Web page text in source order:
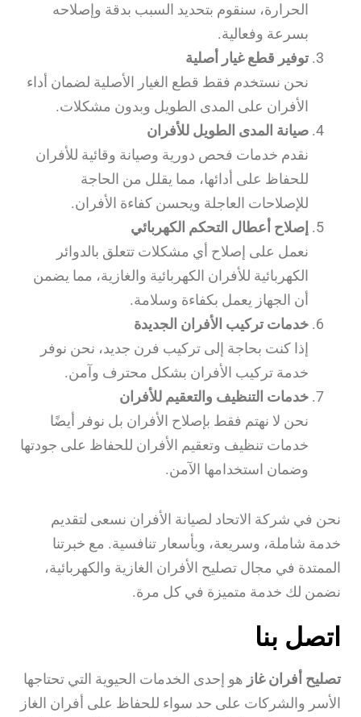
الحرارة، سنقوم بتحديد السبب بدقة وإصلاحه
بسرعة وفعالية.
توفير قطع غيار أصلية
نحن نستخدم فقط قطع الغيار الأصلية لضمان أداء
الأفران على المدى الطويل وبدون مشكلات.
صيانة المدى الطويل للأفران
نقدم خدمات فحص دورية وصيانة وقائية للأفران
للحفاظ على أدائها، مما يقلل من الحاجة
للإصلاحات العاجلة ويحسن كفاءة الأفران.
إصلاح أعطال التحكم الكهربائي
نعمل على إصلاح أي مشكلات تتعلق بالدوائر
الكهربائية للأفران الكهربائية والغازية، مما يضمن
أن الجهاز يعمل بكفاءة وسلامة.
خدمات تركيب الأفران الجديدة
إذا كنت بحاجة إلى تركيب فرن جديد، نحن نوفر
خدمة تركيب الأفران بشكل محترف وآمن.
خدمات التنظيف والتعقيم للأفران
نحن لا نهتم فقط بإصلاح الأفران بل نوفر أيضًا
خدمات تنظيف وتعقيم الأفران للحفاظ على جودتها
وضمان استخدامها الآمن.
نحن في شركة الاتحاد لصيانة الأفران نسعى لتقديم
خدمة شاملة، وسريعة، وبأسعار تنافسية. مع خبرتنا
الممتدة في مجال تصليح الأفران الغازية والكهربائية،
نضمن لك خدمة متميزة في كل مرة.
اتصل بنا
تصليح أفران غاز هو إحدى الخدمات الحيوية التي تحتاجها
الأسر والشركات على حد سواء للحفاظ على أفران الغاز